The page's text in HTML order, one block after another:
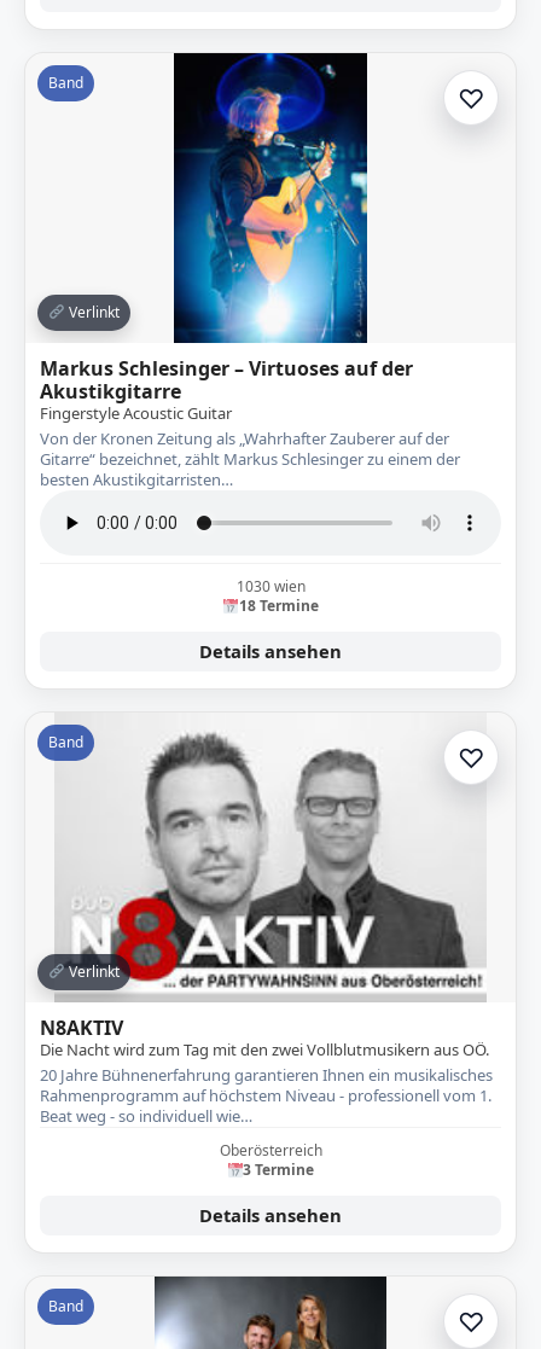
Band
Verlinkt
♡Zur
Markus Schlesinger – Virtuoses auf der
Akustikgitarre
Fingerstyle Acoustic Guitar
Von der Kronen Zeitung als „Wahrhafter Zauberer auf der
Gitarre“ bezeichnet, zählt Markus Schlesinger zu einem der
besten Akustikgitarristen…
1030 wien
18 Termine
Details ansehen
Band
Verlinkt
♡Zur
N8AKTIV
Die Nacht wird zum Tag mit den zwei Vollblutmusikern aus OÖ.
20 Jahre Bühnenerfahrung garantieren Ihnen ein musikalisches
Rahmenprogramm auf höchstem Niveau - professionell vom 1.
Beat weg - so individuell wie…
Oberösterreich
3 Termine
Details ansehen
Band ♡Zur